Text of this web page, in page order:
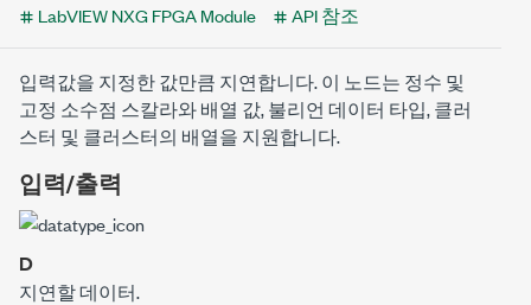
LabVIEW NXG FPGA Module
API 참조
입력값을 지정한 값만큼 지연합니다.이 노드는 정수 및
고정 소수점 스칼라와 배열 값, 불리언 데이터 타입, 클러
스터 및 클러스터의 배열을 지원합니다.
입력/출력
D
지연할 데이터.